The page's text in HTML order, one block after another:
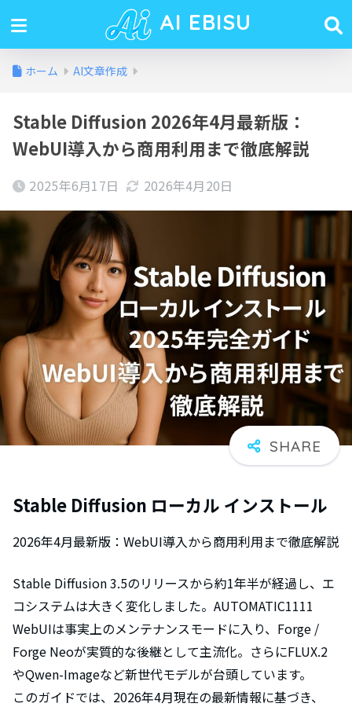
AI EBISU
ホーム AI文章作成
Stable Diffusion 2026年4月最新版：
WebUI導入から商用利用まで徹底解説
2025年6月17日 2026年4月20日
Stable Diffusion ローカル インストール
2026年4月最新版：WebUI導入から商用利用まで徹底解説
Stable Diffusion 3.5のリリースから約1年半が経過し、エ
コシステムは大きく変化しました。AUTOMATIC1111
WebUIは事実上のメンテナンスモードに入り、Forge /
Forge Neoが実質的な後継として主流化。さらにFLUX.2
やQwen-Imageなど新世代モデルが台頭しています。
このガイドでは、2026年4月現在の最新情報に基づき、